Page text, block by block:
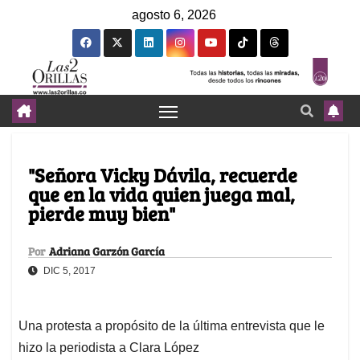
agosto 6, 2026
"Señora Vicky Dávila, recuerde
que en la vida quien juega mal,
pierde muy bien"
Por Adriana Garzón García
DIC 5, 2017
Una protesta a propósito de la última entrevista que le
hizo la periodista a Clara López